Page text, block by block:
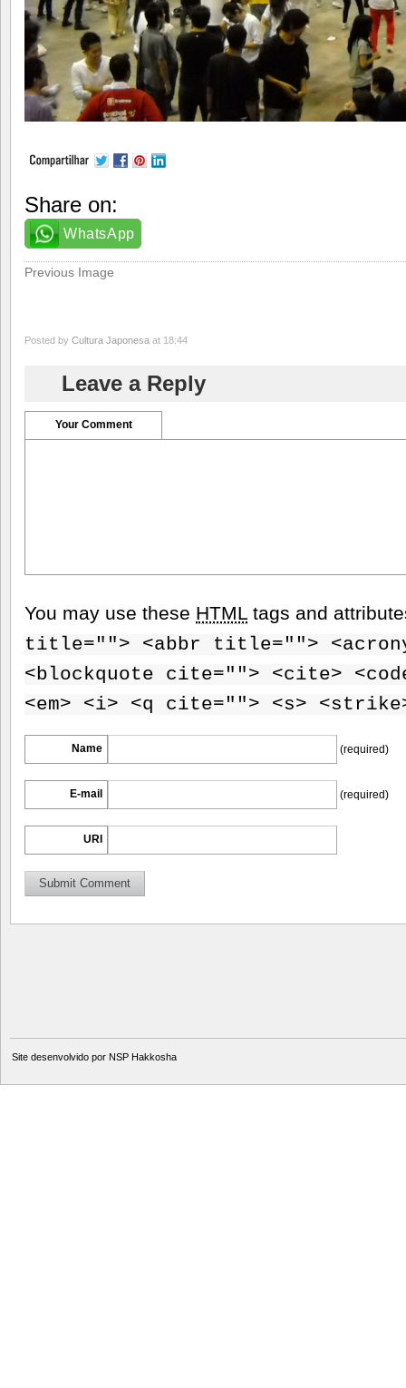
Share on:
WhatsApp
Previous Image
Posted by Cultura Japonesa at 18:44
Leave a Reply
Your Comment
You may use these HTML tags and
title=""> <abbr title="">
<blockquote cite=""> <cite>
<em> <i> <q cite=""> <s>
Name (required)
E-mail (required)
URI
Site desenvolvido por NSP Hakkosha